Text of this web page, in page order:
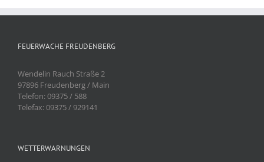
FEUERWACHE FREUDENBERG
Wendelin Rauch Straße 2
97896 Freudenberg / Main
Telefon: 09375 / 588
Telefax: 09375 / 929141
WETTERWARNUNGEN